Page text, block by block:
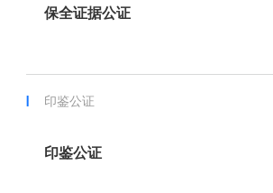
保全证据公证
印鉴公证
印鉴公证